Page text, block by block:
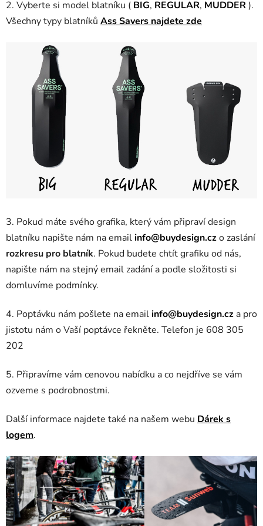
2. Vyberte si model blatníku ( BIG, REGULAR, MUDDER ).
Všechny typy blatníků Ass Savers najdete zde
3. Pokud máte svého grafika, který vám připraví design
blatníku napište nám na emailinfo@buydesign.czo zaslání
rozkresu pro blatník. Pokud budete chtít grafiku od nás,
napište nám na stejný email zadání a podle složitosti si
domluvíme podmínky.
4. Poptávku nám pošlete na emailinfo@buydesign.cz a pro
jistotu nám o Vaší poptávce řekněte. Telefon je 608 305
202
5. Připravíme vám cenovou nabídku a co nejdříve se vám
ozveme s podrobnostmi.
Další informace najdete také na našem webu Dárek s
logem.